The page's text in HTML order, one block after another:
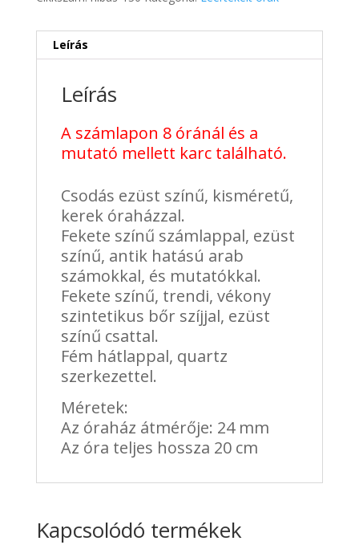
668 Ft.
Leírás
Leírás
A számlapon 8 óránál és a
mutató mellett karc található.
Csodás ezüst színű, kisméretű,
kerek óraházzal.
Fekete színű számlappal, ezüst
színű, antik hatású arab
számokkal, és mutatókkal.
Fekete színű, trendi, vékony
szintetikus bőr szíjjal, ezüst
színű csattal.
Fém hátlappal, quartz
szerkezettel.
Méretek:
Az óraház átmérője: 24 mm
Az óra teljes hossza 20 cm
Kapcsolódó termékek